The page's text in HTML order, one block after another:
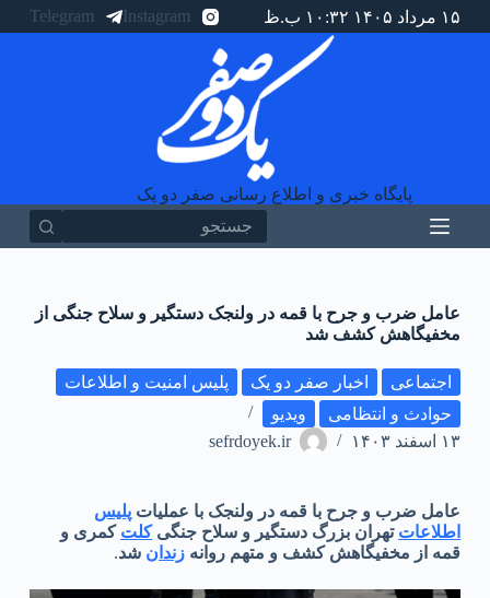
ا
۱۵ مرداد ۱۴۰۵ ۱۰:۳۲ ب.ظ Instagram
Telegram
پایگاه خبری و اطلاع رسانی صفر دو یک
نتیجه
عامل ضرب و جرح با قمه در ولنجک دستگیر و سلاح جنگی از
مخفیگاهش کشف شد
اجتماعی اخبار صفر دو یک
پلیس امنیت و اطلاعات
حوادث و انتظامی
ویدیو
۱۳ اسفند ۱۴۰۳
sefrdoyek.ir
عامل ضرب و جرح با قمه در ولنجک با عملیات پلیس
اطلاعات تهران بزرگ دستگیر و سلاح جنگیکلت کمری و
قمه از مخفیگاهش کشف و متهم روانه زندان شد.